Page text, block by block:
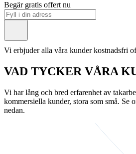
Begär gratis offert nu
Vi erbjuder alla våra kunder kostnadsfri
VAD TYCKER VÅRA
Vi har lång och bred erfarenhet av
kommersiella kunder, stora som små. Se
nedan.